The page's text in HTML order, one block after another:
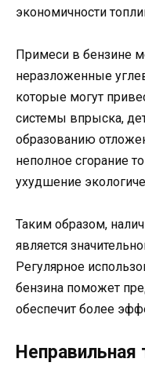
экономичности
Примеси в бензине
неразложенные
которые могут
системы впрыска,
образованию
неполное сгорание
ухудшение
Таким образом,
является
Регулярное
бензина поможет
обеспечит более
Неправильная